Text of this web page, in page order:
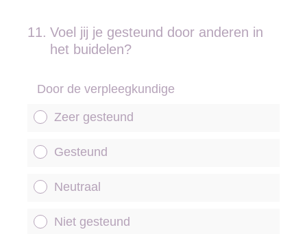
11. Voel jij je gesteund door anderen in
het buidelen?
Door de verpleegkundige
Zeer gesteund
Gesteund
Neutraal
Niet gesteund